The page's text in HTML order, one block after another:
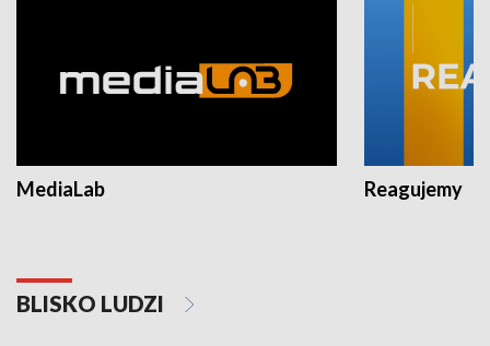
MediaLab Reagujemy
BLISKO LUDZI